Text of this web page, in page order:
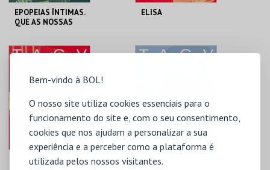
Bem-vindo à BOL!
O nosso site utiliza cookies essenciais para o
funcionamento do site e, com o seu consentimento,
cookies que nos ajudam a personalizar a sua
experiência e a perceber como a plataforma é
utilizada pelos nossos visitantes.
EPOPEIAS ÍNTIMAS.
QUE AS NOSSAS
PAISAGENS ÉPICAS
TAGV
COMPRAR
ELISA
TAGV
COMPRAR
LUDWIG — LUÍS DA
CORPOS